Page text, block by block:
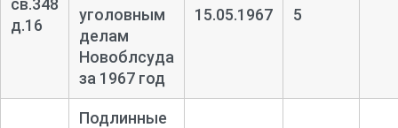
св.348
д.16
уголовным
делам
Новоблсуда
за 1967 год
15.05.1967 5
Подлинные